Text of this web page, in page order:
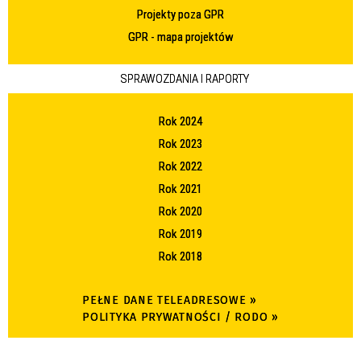
Projekty poza GPR
GPR - mapa projektów
SPRAWOZDANIA I RAPORTY
Rok 2024
Rok 2023
Rok 2022
Rok 2021
Rok 2020
Rok 2019
Rok 2018
PEŁNE DANE TELEADRESOWE »
POLITYKA PRYWATNOŚCI / RODO »